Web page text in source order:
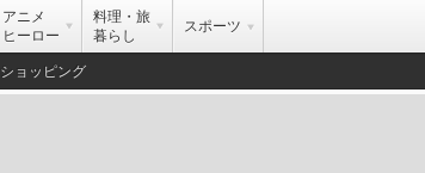
アニメ
ヒーロー
料理・旅
暮らし
スポーツ
ショッピング